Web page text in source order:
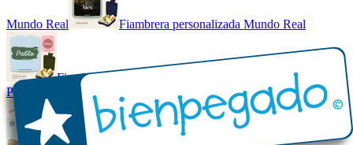
Mundo Real Fiambrera personalizada Mundo Real
Fiambrera con tu nombre básica
Paquetes